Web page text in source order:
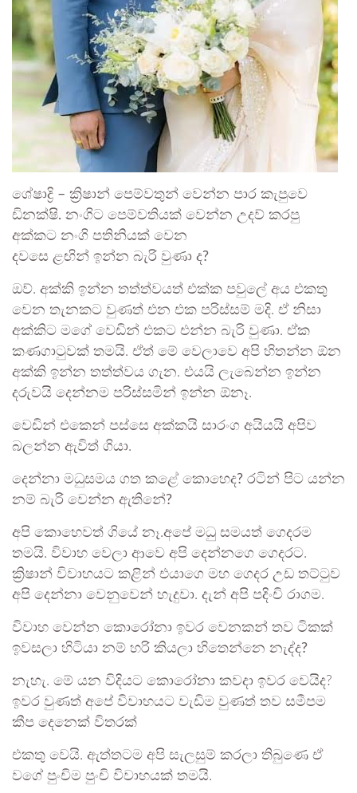
ශේෂාද්‍රි – ක්‍රිෂාන් පෙම්වතුන් වෙන්න පාර කැපුවෙ
ඩිනක්ෂි. නංගිට පෙම්වතියක් වෙන්න උදව් කරපු
අක්කට නංගි පතිනියක් වෙන
දවසෙ ළඟින් ඉන්න බැරි වුණා ද?
ඔව්. අක්කි ඉන්න තත්ත්වයත් එක්ක පවුලේ අය එකතු
වෙන තැනකට වුණත් එන එක පරිස්සම් මදි. ඒ නිසා
අක්කිට මගේ වෙඩින් එකට එන්න බැරි වුණා. ඒක
කණගාටුවක් තමයි. ඒත් මේ වෙලාවෙ අපි හිතන්න ඕන
අක්කි ඉන්න තත්ත්වය ගැන. එයයි ලැබෙන්න ඉන්න
දරුවයි දෙන්නම පරිස්සමින් ඉන්න ඕනෑ.
වෙඩින් එකෙන් පස්සෙ අක්කයි සාරංග අයියයි අපිව
බලන්න ඇවිත් ගියා.
දෙන්නා මධුසමය ගත කළේ කොහෙද? රටින් පිට යන්න
නම් බැරි වෙන්න ඇතිනේ?
අපි කොහෙවත් ගියේ නෑ.අපේ මධු සමයත් ගෙදරම
තමයි. විවාහ වෙලා ආවෙ අපි දෙන්නගෙ ගෙදරට.
ක්‍රිෂාන් විවාහයට කළින් එයාගෙ මහ ගෙදර උඩ තට්ටුව
අපි දෙන්නා වෙනුවෙන් හැදුවා. දැන් අපි පදිංචි රාගම.
විවාහ වෙන්න කොරෝනා ඉවර වෙනකන් තව ටිකක්
ඉවසලා හිටියා නම් හරි කියලා හිතෙන්නෙ නැද්ද?
නැහැ. මේ යන විදියට කොරෝනා කවදා ඉවර වෙයිද?
ඉවර වුණත් අපේ විවාහයට වැඩිම වුණත් තව සමීපම
කීප දෙනෙක් විතරක්
එකතු වෙයි. ඇත්තටම අපි සැලසුම් කරලා තිබුණෙ ඒ
වගේ පුංචිම පුංචි විවාහයක් තමයි.